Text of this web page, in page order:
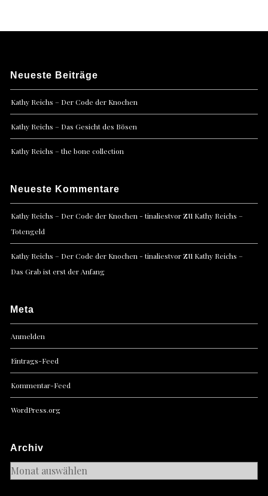
Neueste Beiträge
Kathy Reichs – Der Code der Knochen
Kathy Reichs – Das Gesicht des Bösen
Kathy Reichs – the bone collection
Neueste Kommentare
Kathy Reichs – Der Code der Knochen - tinaliestvorzu Kathy Reichs –
Totengeld
Kathy Reichs – Der Code der Knochen - tinaliestvorzu Kathy Reichs –
Das Grab ist erst der Anfang
Meta
Anmelden
Eintrags-Feed
Kommentar-Feed
WordPress.org
Archiv
Archiv